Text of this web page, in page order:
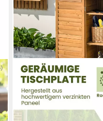
COSTWAY
Pflanztisch
87 x 120 x 45 cm
150,99 € UVP 270,99 €
-44%